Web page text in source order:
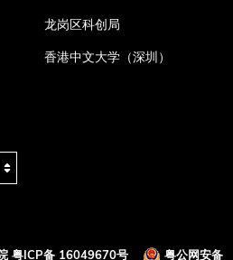
龙岗区科创局
香港中文大学（深圳）
粤ICP备 16049670号 粤公网安备